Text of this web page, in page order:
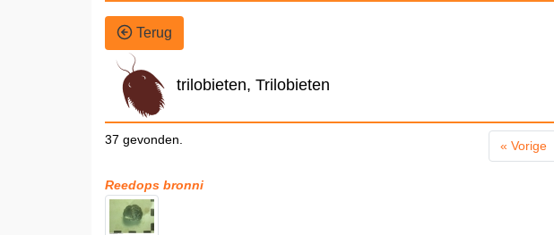
Terug
trilobieten, Trilobieten
37 gevonden. « Vorige
Reedops bronni